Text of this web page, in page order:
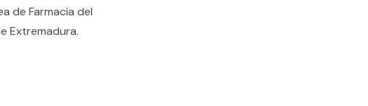
de Farmacia del
Extremadura.